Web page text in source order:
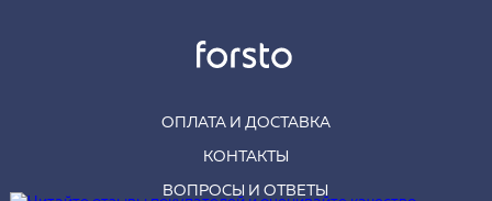
ОПЛАТА И ДОСТАВКА
КОНТАКТЫ
ВОПРОСЫ И ОТВЕТЫ